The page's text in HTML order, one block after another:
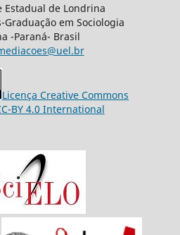
Estadual de Londrina
Graduação em Sociologia
-Paraná- Brasil
Licença Creative Commons
BY 4.0 International